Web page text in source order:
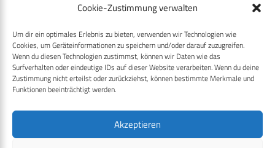
Cookie-Zustimmung verwalten
Um dir ein optimales Erlebnis zu bieten, verwenden wir Technologien wie
Cookies, um Geräteinformationen zu speichern und/oder darauf zuzugreifen.
Wenn du diesen Technologien zustimmst, können wir Daten wie das
Surfverhalten oder eindeutige IDs auf dieser Website verarbeiten. Wenn du deine
Zustimmung nicht erteilst oder zurückziehst, können bestimmte Merkmale und
Funktionen beeinträchtigt werden.
Akzeptieren
RECHTLICHES
Datenschutzerklärung
Cookie-Richtlinie (EU)